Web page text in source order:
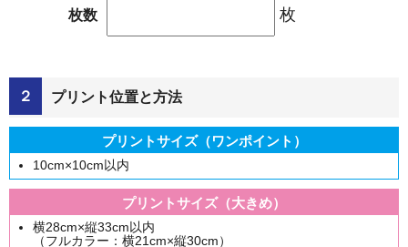
枚数 枚
２ プリント位置と方法
プリントサイズ（ワンポイント）
10cm×10cm以内
プリントサイズ（大きめ）
横28cm×縦33cm以内
（フルカラー：横21cm×縦30cm）